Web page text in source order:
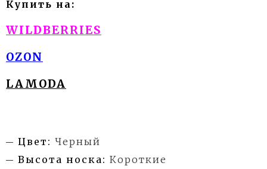
Купить на:
WILDBERRIES
OZON
LAMODA
Цвет: Черный
Высота носка: Короткие